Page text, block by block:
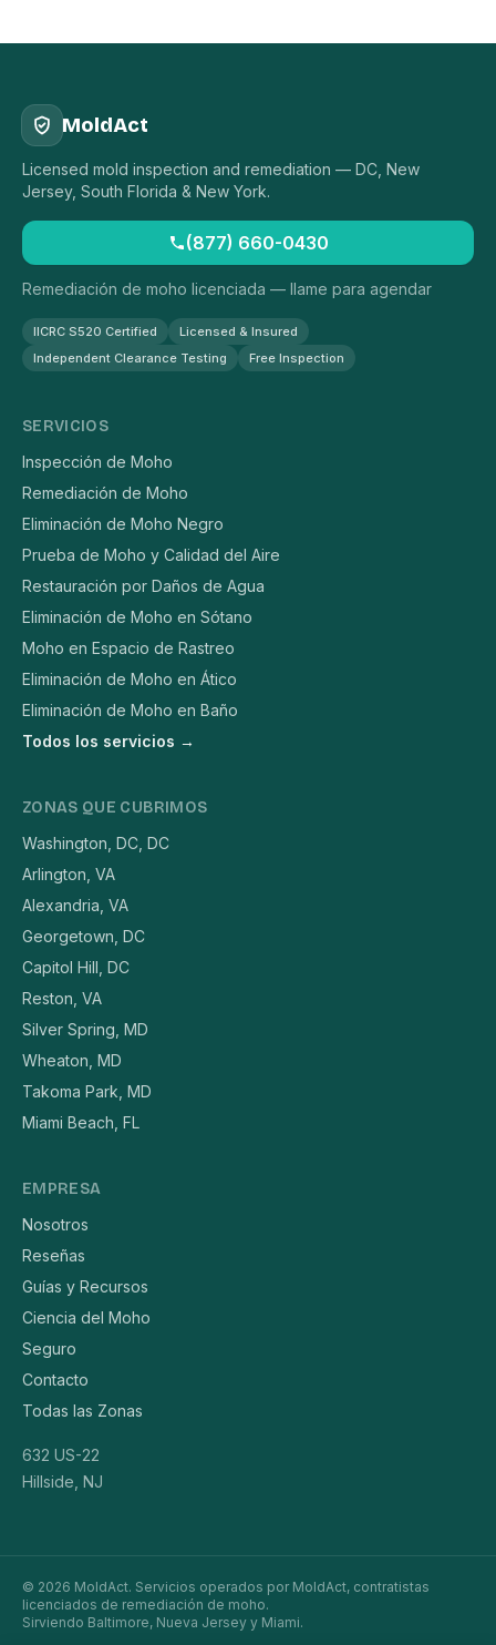
MoldAct
Licensed mold inspection and remediation — DC, New
Jersey, South Florida & New York.
(877) 660-0430
Remediación de moho licenciada — llame para agendar
IICRC S520 Certified
Licensed & Insured
Independent Clearance Testing
Free Inspection
SERVICIOS
Inspección de Moho
Remediación de Moho
Eliminación de Moho Negro
Prueba de Moho y Calidad del Aire
Restauración por Daños de Agua
Eliminación de Moho en Sótano
Moho en Espacio de Rastreo
Eliminación de Moho en Ático
Eliminación de Moho en Baño
Todos los servicios →
ZONAS QUE CUBRIMOS
Washington, DC, DC
Arlington, VA
Alexandria, VA
Georgetown, DC
Capitol Hill, DC
Reston, VA
Silver Spring, MD
Wheaton, MD
Takoma Park, MD
Miami Beach, FL
EMPRESA
Nosotros
Reseñas
Guías y Recursos
Ciencia del Moho
Seguro
Contacto
Todas las Zonas
632 US-22
Hillside, NJ
© 2026 MoldAct. Servicios operados por MoldAct, contratistas
licenciados de remediación de moho.
Sirviendo Baltimore, Nueva Jersey y Miami.